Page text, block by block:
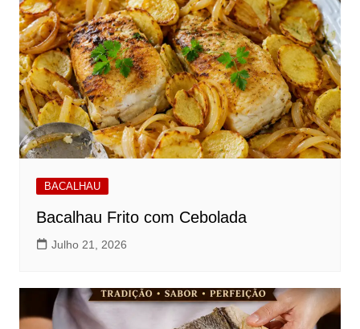
BACALHAU
Bacalhau Frito com Cebolada
Julho 21, 2026